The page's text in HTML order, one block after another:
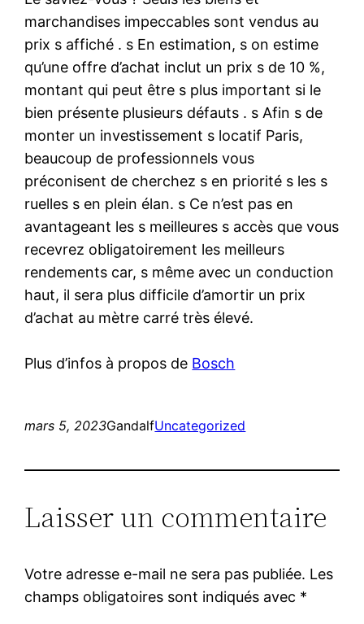
marchandises impeccables sont vendus au
prix s affiché . s En estimation, s on estime
qu’une offre d’achat inclut un prix s de 10 %,
montant qui peut être s plus important si le
bien présente plusieurs défauts . s Afin s de
monter un investissement s locatif Paris,
beaucoup de professionnels vous
préconisent de cherchez s en priorité s les s
ruelles s en plein élan. s Ce n’est pas en
avantageant les s meilleures s accès que vous
recevrez obligatoirement les meilleurs
rendements car, s même avec un conduction
haut, il sera plus difficile d’amortir un prix
d’achat au mètre carré très élevé.
Plus d’infos à propos de Bosch
mars 5, 2023GandalfUncategorized
Laisser un commentaire
Votre adresse e-mail ne sera pas publiée. Les
champs obligatoires sont indiqués avec *